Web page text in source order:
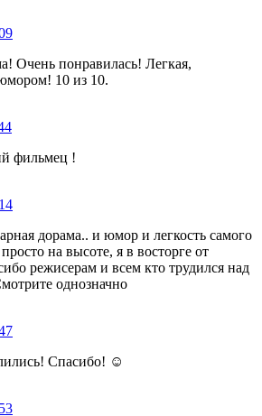
Очень понравилась! Легкая,
10 из 10.
фильмец !
дорама.. и юмор и легкость самого
на высоте, я в восторге от
режисерам и всем кто трудился над
однозначно
Спасибо! ☺️